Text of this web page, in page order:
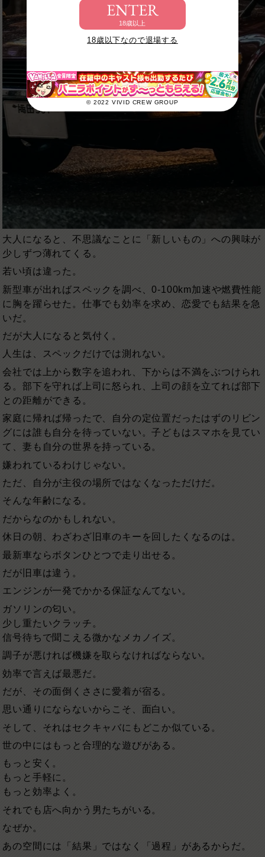
ENTER
18歳以上
18歳以下なので退場する
© 2022 VIVID CREW GROUP
大人になると、不思議なことに「新しいもの」への興味が
少しずつ薄れてくる。
若い頃は違った。
新型車が出ればスペックを調べ、0-100km加速や燃費性能
に胸を躍らせた。仕事でも効率を求め、恋愛でも結果を急
いだ。
だが大人になると気付く。
人生は、スペックだけでは測れない。
会社では上から数字を追われ、下からは不満をぶつけられ
る。部下を守れば上司に怒られ、上司の顔を立てれば部下
との距離ができる。
家庭に帰れば帰ったで、自分の定位置だったはずのリビン
グには誰も自分を待っていない。子どもはスマホを見てい
て、妻も自分の世界を持っている。
嫌われているわけじゃない。
ただ、自分が主役の場所ではなくなっただけだ。
そんな年齢になる。
だからなのかもしれない。
休日の朝、わざわざ旧車のキーを回したくなるのは。
最新車ならボタンひとつで走り出せる。
だが旧車は違う。
エンジンが一発でかかる保証なんてない。
ガソリンの匂い。
少し重たいクラッチ。
信号待ちで聞こえる微かなメカノイズ。
調子が悪ければ機嫌を取らなければならない。
効率で言えば最悪だ。
だが、その面倒くささに愛着が宿る。
思い通りにならないからこそ、面白い。
そして、それはセクキャバにもどこか似ている。
世の中にはもっと合理的な遊びがある。
もっと安く。
もっと手軽に。
もっと効率よく。
それでも店へ向かう男たちがいる。
なぜか。
あの空間には「結果」ではなく「過程」があるからだ。